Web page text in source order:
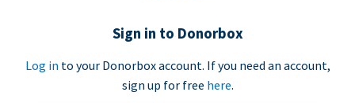
Sign in to Donorbox
Log in to your Donorbox account. If you need an account,
sign up for free here.